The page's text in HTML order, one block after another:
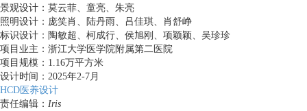
景观设计：莫云菲、童亮、朱亮
照明设计：庞笑肖、陆丹雨、吕佳琪、肖舒峥
标识设计：陶敏超、柯成行、侯旭刚、项颖颖、吴珍珍
项目业主：浙江大学医学院附属第二医院
项目规模：1.16万平方米
设计时间：2025年2-7月
HCD医养设计
责任编辑： Iris